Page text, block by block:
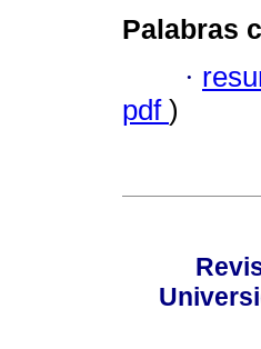
Palabras
·
pdf )